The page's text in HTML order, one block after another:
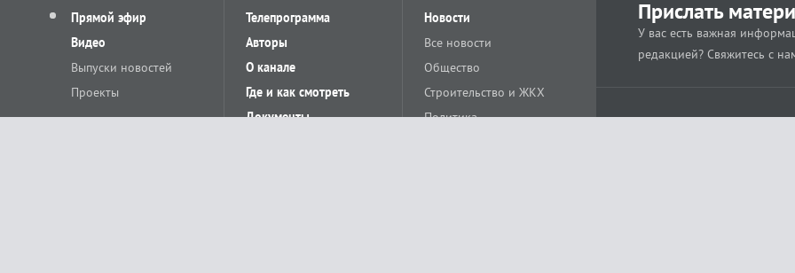
Прямой эфир
Видео
Выпуски новостей
Проекты
Телепрограмма
Авторы
О канале
Где и как смотреть
Документы
Новости
Все новости
Общество
Строительство и ЖКХ
Политика
Прислать
У вас есть важная
редакцией? Свяжитесь с